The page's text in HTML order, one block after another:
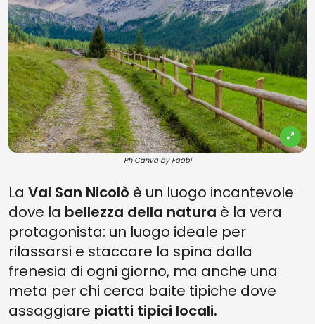
Ph Canva by Faabi
La Val San Nicolò è un luogo incantevole
dove la bellezza della natura è la vera
protagonista: un luogo ideale per
rilassarsi e staccare la spina dalla
frenesia di ogni giorno, ma anche una
meta per chi cerca baite tipiche dove
assaggiare piatti tipici locali.